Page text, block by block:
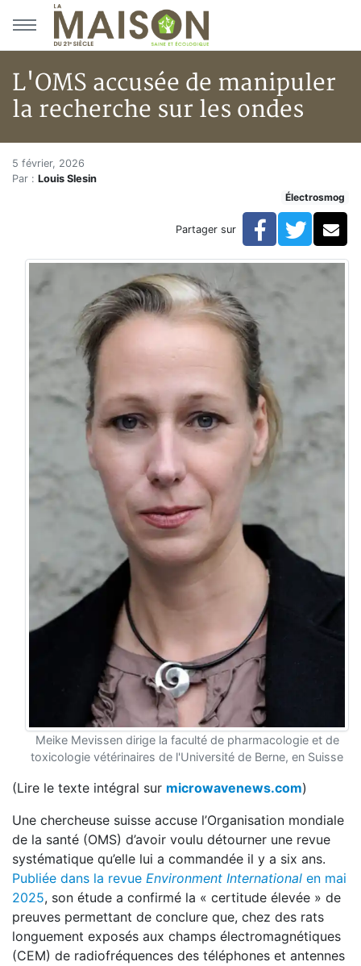
Aller au menu principal
Aller au contenu principal
L'OMS accusée de manipuler
la recherche sur les ondes
Accueil
Articles
L'OMS accusée de manipuler la recherche sur les
L'OMS accusée de manipuler
5 février, 2026
Par : Louis Slesin
Électrosmog
Partager sur Facebook
Meike Mevissen dirige la faculté de pharmacologie et de
toxicologie vétérinaires de l'Université de Berne, en Suisse
(Lire le texte intégral sur microwavenews.com)
Une chercheuse suisse accuse l’Organisation mondiale
de la santé (OMS) d’avoir voulu détourner une revue
systématique qu’elle lui a commandée il y a six ans.
Publiée dans la revue Environment International en mai
2025, son étude a confirmé la « certitude élevée » de
preuves permettant de conclure que, chez des rats
longuement exposés aux champs électromagnétiques
(CEM) de radiofréquences des téléphones et antennes